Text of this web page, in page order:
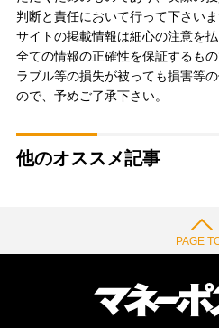
判断と責任において行って下さい
サイトの掲載情報は細心の注意を
全ての情報の正確性を保証するも
ラブル等の損失が被っても損害等
ので、予めご了承下さい。
他のオススメ記事
PAGE